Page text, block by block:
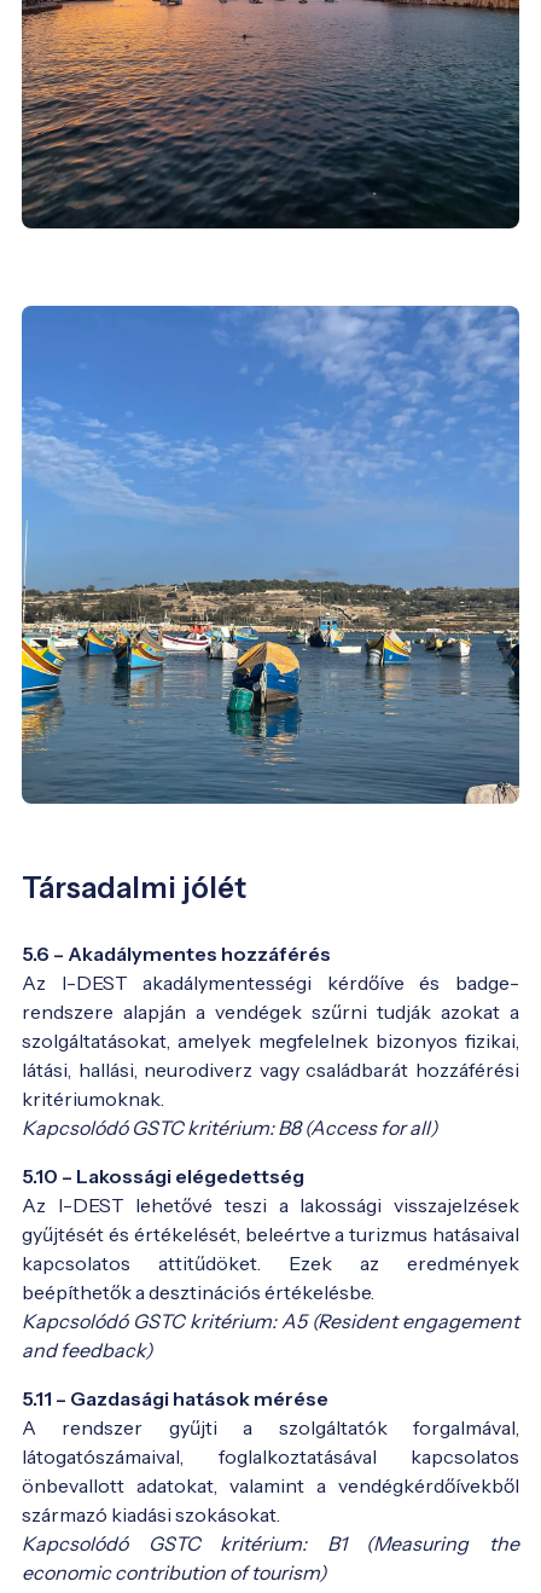
Társadalmi jólét
5.6 – Akadálymentes hozzáférés
Az I-DEST akadálymentességi kérdőíve és badge-
rendszere alapján a vendégek szűrni tudják azokat a
szolgáltatásokat, amelyek megfelelnek bizonyos fizikai,
látási, hallási, neurodiverz vagy családbarát hozzáférési
kritériumoknak.
Kapcsolódó GSTC kritérium: B8 (Access for all)
5.10 – Lakossági elégedettség
Az I-DEST lehetővé teszi a lakossági visszajelzések
gyűjtését és értékelését, beleértve a turizmus hatásaival
kapcsolatos attitűdöket. Ezek az eredmények
beépíthetők a desztinációs értékelésbe.
Kapcsolódó GSTC kritérium: A5 (Resident engagement
and feedback)
5.11 – Gazdasági hatások mérése
A rendszer gyűjti a szolgáltatók forgalmával,
látogatószámaival, foglalkoztatásával kapcsolatos
önbevallott adatokat, valamint a vendégkérdőívekből
származó kiadási szokásokat.
Kapcsolódó GSTC kritérium: B1 (Measuring the
economic contribution of tourism)